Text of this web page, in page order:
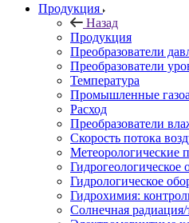
Продукция
Назад
Продукция
Преобразователи
Преобразователи
Температура
Промышленные
Расход
Преобразователи
Скорость потока
Метеорологические
Гидрогеологическое
Гидрологическое
Гидрохимия:
Солнечная